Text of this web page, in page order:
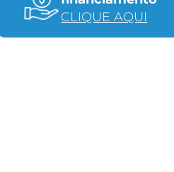
CLIQUE AQUI